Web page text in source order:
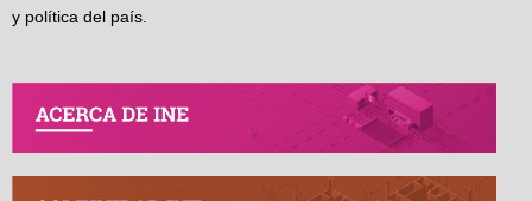
y política del país.